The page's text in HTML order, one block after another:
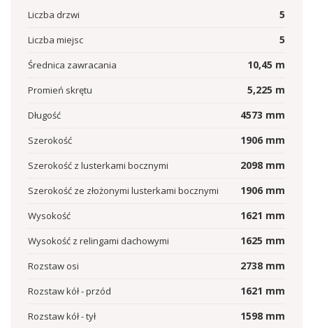
Liczba drzwi 5
Liczba miejsc 5
Średnica zawracania 10,45 m
Promień skrętu 5,225 m
Długość 4573 mm
Szerokość 1906 mm
Szerokość z lusterkami bocznymi 2098 mm
Szerokość ze złożonymi lusterkami bocznymi 1906 mm
Wysokość 1621 mm
Wysokość z relingami dachowymi 1625 mm
Rozstaw osi 2738 mm
Rozstaw kół - przód 1621 mm
Rozstaw kół - tył 1598 mm